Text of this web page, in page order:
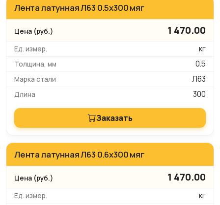
Лента латунная Л63 0.5х300 мяг
1 470.00
кг
0.5
Л63
300
Заказать
Лента латунная Л63 0.6х300 мяг
1 470.00
кг